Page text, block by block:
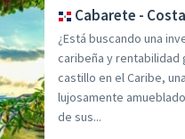
Cabarete -
¿Está buscando una
caribeña y rentabilidad
castillo en el Caribe,
lujosamente
de sus...